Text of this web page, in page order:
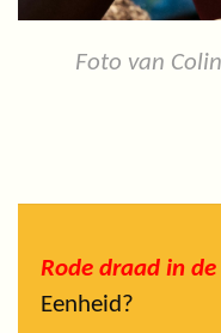
Foto van
Rode draad in
Eenheid?